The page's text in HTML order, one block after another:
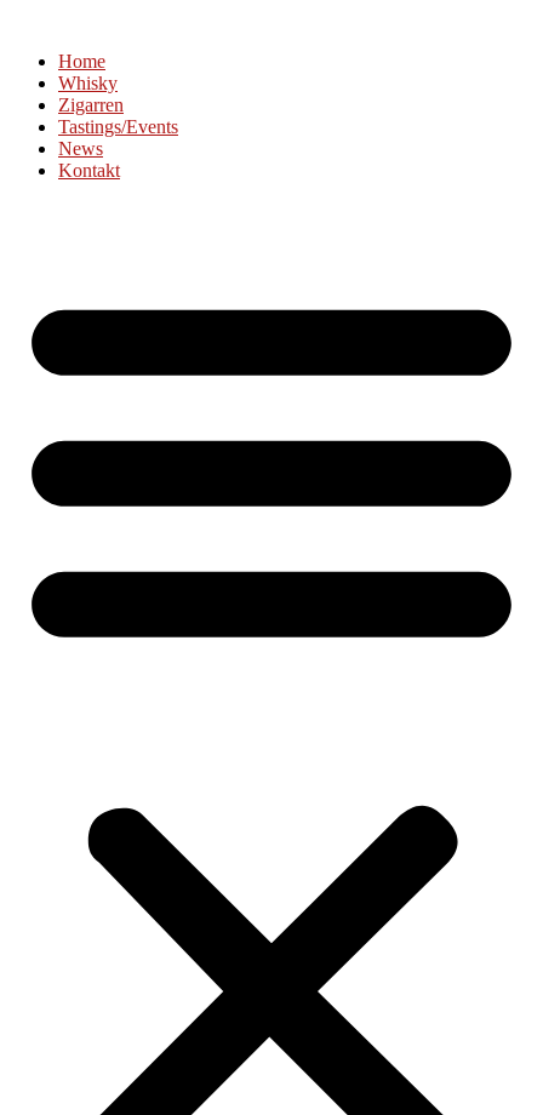
Home
Whisky
Zigarren
Tastings/Events
News
Kontakt